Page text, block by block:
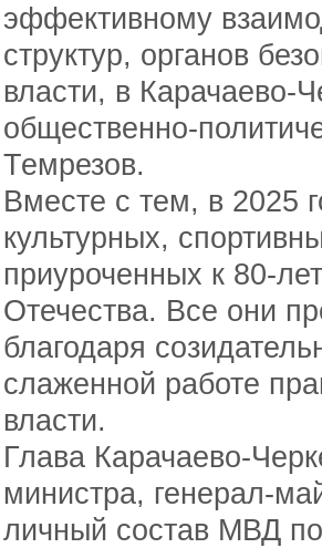
эффективному
структур, органов
власти, в Карачаево-
общественно-
Темрезов.
Вместе с тем, в 2025
культурных,
приуроченных к 80-
Отечества. Все они
благодаря
слаженной работе
власти.
Глава Карачаево-
министра, генерал-
личный состав МВД